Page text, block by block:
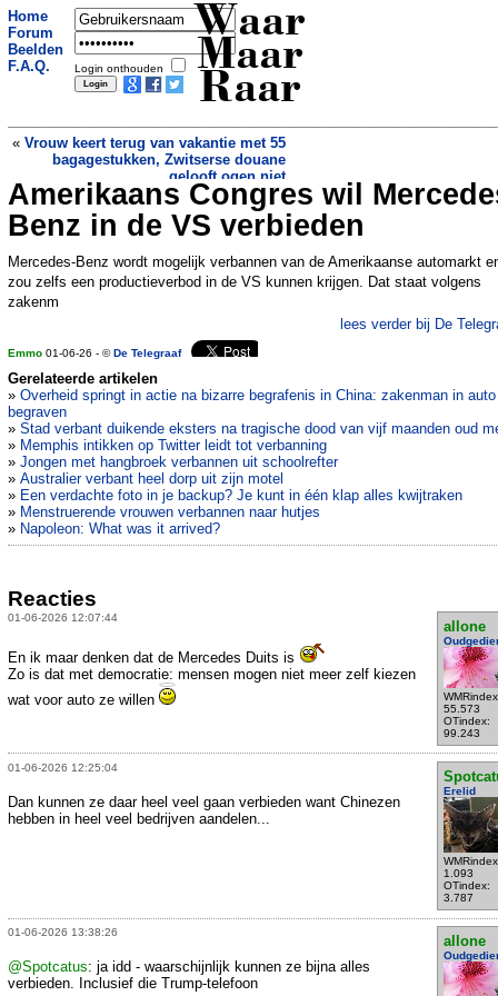
Home
Forum
Beelden
F.A.Q.
Login onthouden
Waar
Maar
Raar
« Vrouw keert terug van vakantie met 55
bagagestukken, Zwitserse douane
gelooft ogen niet
Chinees geboortebeleid raakt
condoomverkoop Durex»
Amerikaans Congres wil
Benz in de VS verbieden
Mercedes-Benz wordt mogelijk verbannen van de Amerikaanse automarkt
zou zelfs een productieverbod in de VS kunnen krijgen. Dat staat volgens
zakenm
lees verder bij De
Emmo 01-06-26 - ©De Telegraaf
Gerelateerde artikelen
» Overheid springt in actie na bizarre begrafenis in China: zakenman in auto
begraven
» Stad verbant duikende eksters na tragische dood van vijf maanden oud
» Memphis intikken op Twitter leidt tot verbanning
» Jongen met hangbroek verbannen uit schoolrefter
» Australier verbant heel dorp uit zijn motel
» Een verdachte foto in je backup? Je kunt in één klap alles kwijtraken
» Menstruerende vrouwen verbannen naar hutjes
» Napoleon: What was it arrived?
Reacties
01-06-2026 12:07:44
allone
55.573
OTindex:
99.243
En ik maar denken dat de Mercedes Duits is
Zo is dat met democratie: mensen mogen niet meer zelf kiezen
wat voor auto ze willen
01-06-2026 12:25:04
Erelid
1.093
OTindex:
3.787
Dan kunnen ze daar heel veel gaan verbieden want Chinezen
hebben in heel veel bedrijven aandelen...
01-06-2026 13:38:26
allone
@Spotcatus: ja idd - waarschijnlijk kunnen ze bijna alles
verbieden. Inclusief die Trump-telefoon